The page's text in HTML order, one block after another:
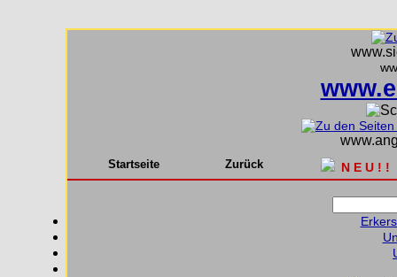
Startseite Zurück N E U ! !